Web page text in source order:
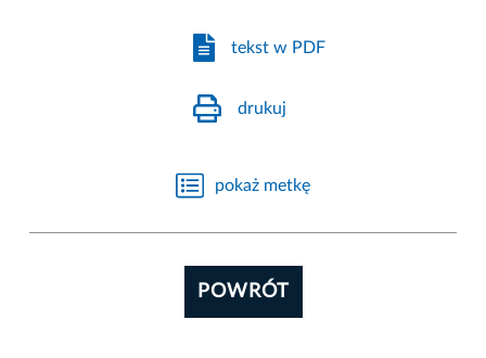
tekst w PDF
drukuj
pokaż metkę
POWRÓT